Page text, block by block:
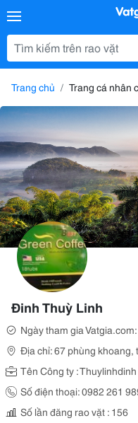
Trang chủ Trang cá nhân
Đinh Thuỳ Linh
Ngày tham gia
Địa chỉ: 67 phùng khoang,
Tên Công ty : Thuylinhdinh
Số điện thoại: 0982 261
Số lần đăng rao vặt : 156